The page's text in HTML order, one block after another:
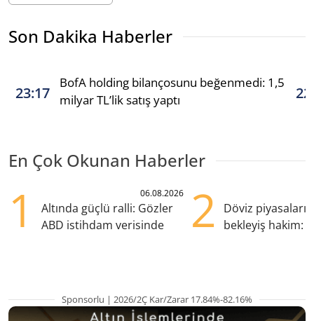
Son Dakika Haberler
23:17
BofA holding bilançosunu beğenmedi: 1,5
milyar TL’lik satış yaptı
En Çok Okunan Haberler
1 06.08.2026
Altında güçlü ralli: Gözler
ABD istihdam verisinde
2
Döviz
bekleyiş hakim:
Sponsorlu | 2026/2Ç Kar/Zarar 17.84%-82.16%